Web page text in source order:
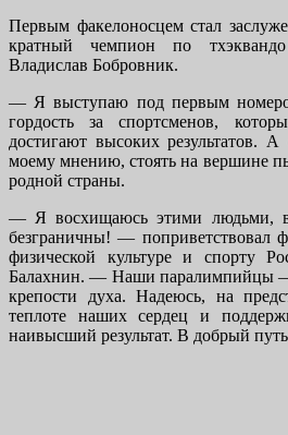
Первым факелоносцем стал
кратный чемпион по
Владислав Бобровник.
— Я выступаю под первым
гордость за спортсменов,
достигают высоких результатов.
моему мнению, стоять на вершине
родной страны.
— Я восхищаюсь этими людьми,
безграничны! — поприветствовал
физической культуре и спорту
Балахнин. — Наши паралимпийцы
крепости духа. Надеюсь, на
теплоте наших сердец и
наивысший результат. В добрый